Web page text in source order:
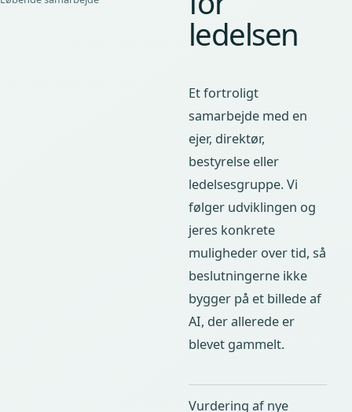
ledelsen
Et fortroligt
samarbejde med en
ejer, direktør,
bestyrelse eller
ledelsesgruppe. Vi
følger udviklingen og
jeres konkrete
muligheder over tid, så
beslutningerne ikke
bygger på et billede af
AI, der allerede er
blevet gammelt.
Vurdering af nye